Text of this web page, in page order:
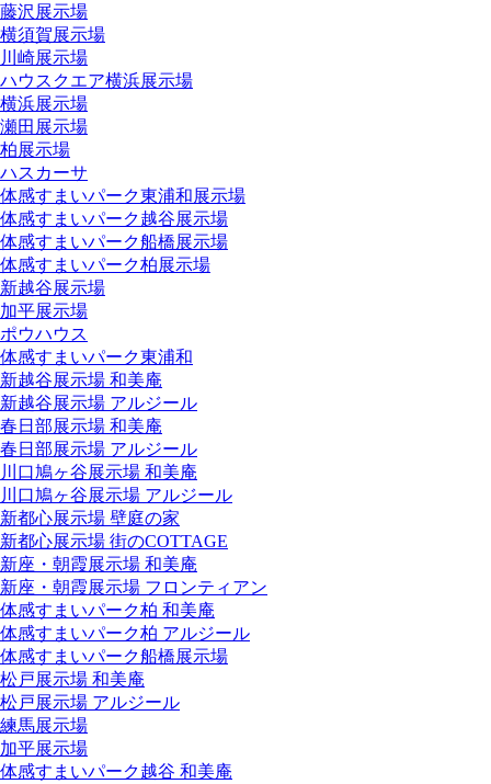
藤沢展示場
横須賀展示場
川崎展示場
ハウスクエア横浜展示場
横浜展示場
瀬田展示場
柏展示場
ハスカーサ
体感すまいパーク東浦和展示場
体感すまいパーク越谷展示場
体感すまいパーク船橋展示場
体感すまいパーク柏展示場
新越谷展示場
加平展示場
ポウハウス
体感すまいパーク東浦和
新越谷展示場 和美庵
新越谷展示場 アルジール
春日部展示場 和美庵
春日部展示場 アルジール
川口鳩ヶ谷展示場 和美庵
川口鳩ヶ谷展示場 アルジール
新都心展示場 壁庭の家
新都心展示場 街のCOTTAGE
新座・朝霞展示場 和美庵
新座・朝霞展示場 フロンティアン
体感すまいパーク柏 和美庵
体感すまいパーク柏 アルジール
体感すまいパーク船橋展示場
松戸展示場 和美庵
松戸展示場 アルジール
練馬展示場
加平展示場
体感すまいパーク越谷 和美庵